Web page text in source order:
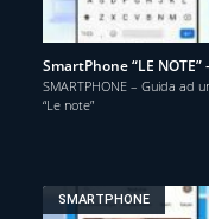
SmartPhone “LE
SMARTPHONE – Guida ad
“Le note”
SMARTPHONE